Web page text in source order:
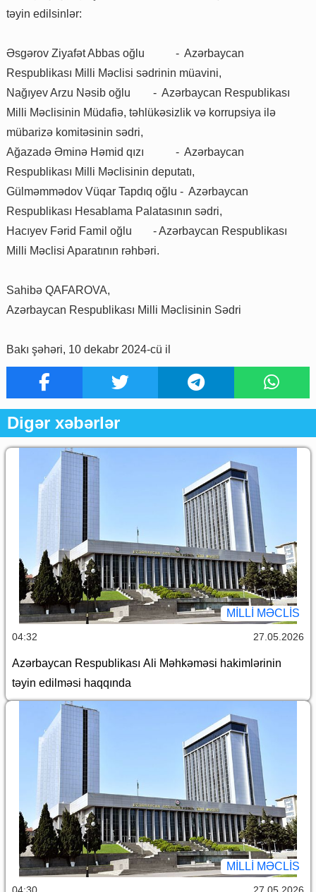
təyin edilsinlər:
Əsgərov Ziyafət Abbas oğlu
- Azərbaycan
Respublikası Milli Məclisi sədrinin müavini,
Nağıyev Arzu Nəsib oğlu
- Azərbaycan Respublikası
Milli Məclisinin Müdafiə, təhlükəsizlik və korrupsiya ilə
mübarizə komitəsinin sədri,
Ağazadə Əminə Həmid qızı
- Azərbaycan
Respublikası Milli Məclisinin deputatı,
Gülməmmədov Vüqar Tapdıq oğlu - Azərbaycan
Respublikası Hesablama Palatasının sədri,
Hacıyev Fərid Famil oğlu
- Azərbaycan Respublikası
Milli Məclisi Aparatının rəhbəri.
Sahibə QAFAROVA,
Azərbaycan Respublikası Milli Məclisinin Sədri
Bakı şəhəri, 10 dekabr 2024-cü il
Digər xəbərlər
MILLI MƏCLIS
04:32 27.05.2026
Azərbaycan Respublikası Ali Məhkəməsi hakimlərinin
təyin edilməsi haqqında
MILLI MƏCLIS
04:30 27.05.2026